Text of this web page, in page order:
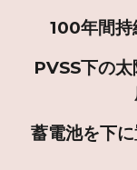
100年間持
PVSS下の
蓄電池を下